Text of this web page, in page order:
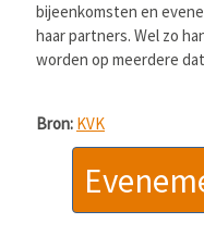
bijeenkomsten en
haar partners. Wel zo
worden op meerdere
Bron: KVK